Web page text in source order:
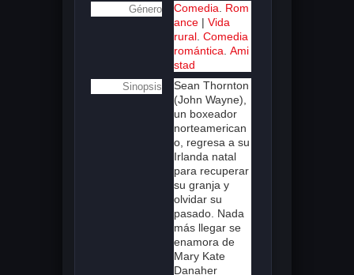
Género Comedia
Rom
ance | Vida
rural Comedia
romántica Ami
stad
Sinopsis
Sean Thornton
(John Wayne),
un boxeador
norteamerican
o, regresa a su
Irlanda natal
para recuperar
su granja y
olvidar su
pasado. Nada
más llegar se
enamora de
Mary Kate
Danaher